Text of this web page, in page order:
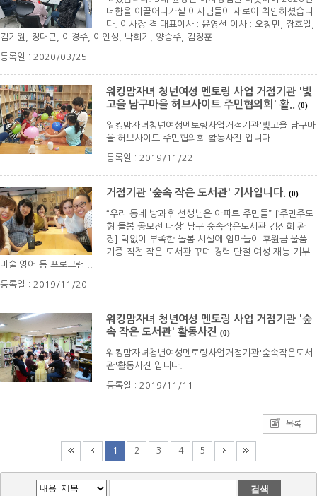
더함을 이끌어나가실 이사님들이 새로이 취임하셨습니
다. 이사장 겸 대표이사 : 윤영선 이사 : 오창민, 장호일,
김기원, 정대근, 이경주, 이인성, 박희기, 양승주, 김정훈..
등록일 : 2020/03/25
워킹맘자녀 청년여성 멘토링 사업 거점기관 '빛
고을 남구마을 허브사이트 주민협의회' 활..
(0)
워킹맘자녀청년여성멘토링사업거점기관'빛고을 남구마
을 허브사이트 주민협의회'활동사진 입니다.
등록일 : 2019/11/22
거점기관 '숲속 작은 도서관' 기사입니다. (0)
“우리 동네 방과후 선생님은 아파트 주민들” [‘주민주도
형 돌봄 공모전 대상’ 남구 숲속작은도서관 김진희 관
장] 턱없이 부족한 돌봄 시설에 엄마들이 후원금·물품
기증 직접 작은 도서관 꾸며 경력 단절 여성 재능 기부
미술·영어 등 프로그램 ..
등록일 : 2019/11/20
워킹맘자녀 청년여성 멘토링 사업 거점기관 '숲
속 작은 도서관' 활동사진 (0)
워킹맘자녀청년여성멘토링사업거점기관'숲속작은도서
관'활동사진 입니다.
등록일 : 2019/11/11
목록
1 2 3 4 5